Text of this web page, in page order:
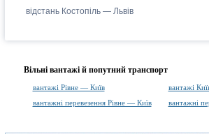
відстань Костопіль — Львів
Вільні вантажі й попутний транспорт
вантажі Рівне — Київ вантажі
вантажні перевезення Рівне — Київ
вантажні